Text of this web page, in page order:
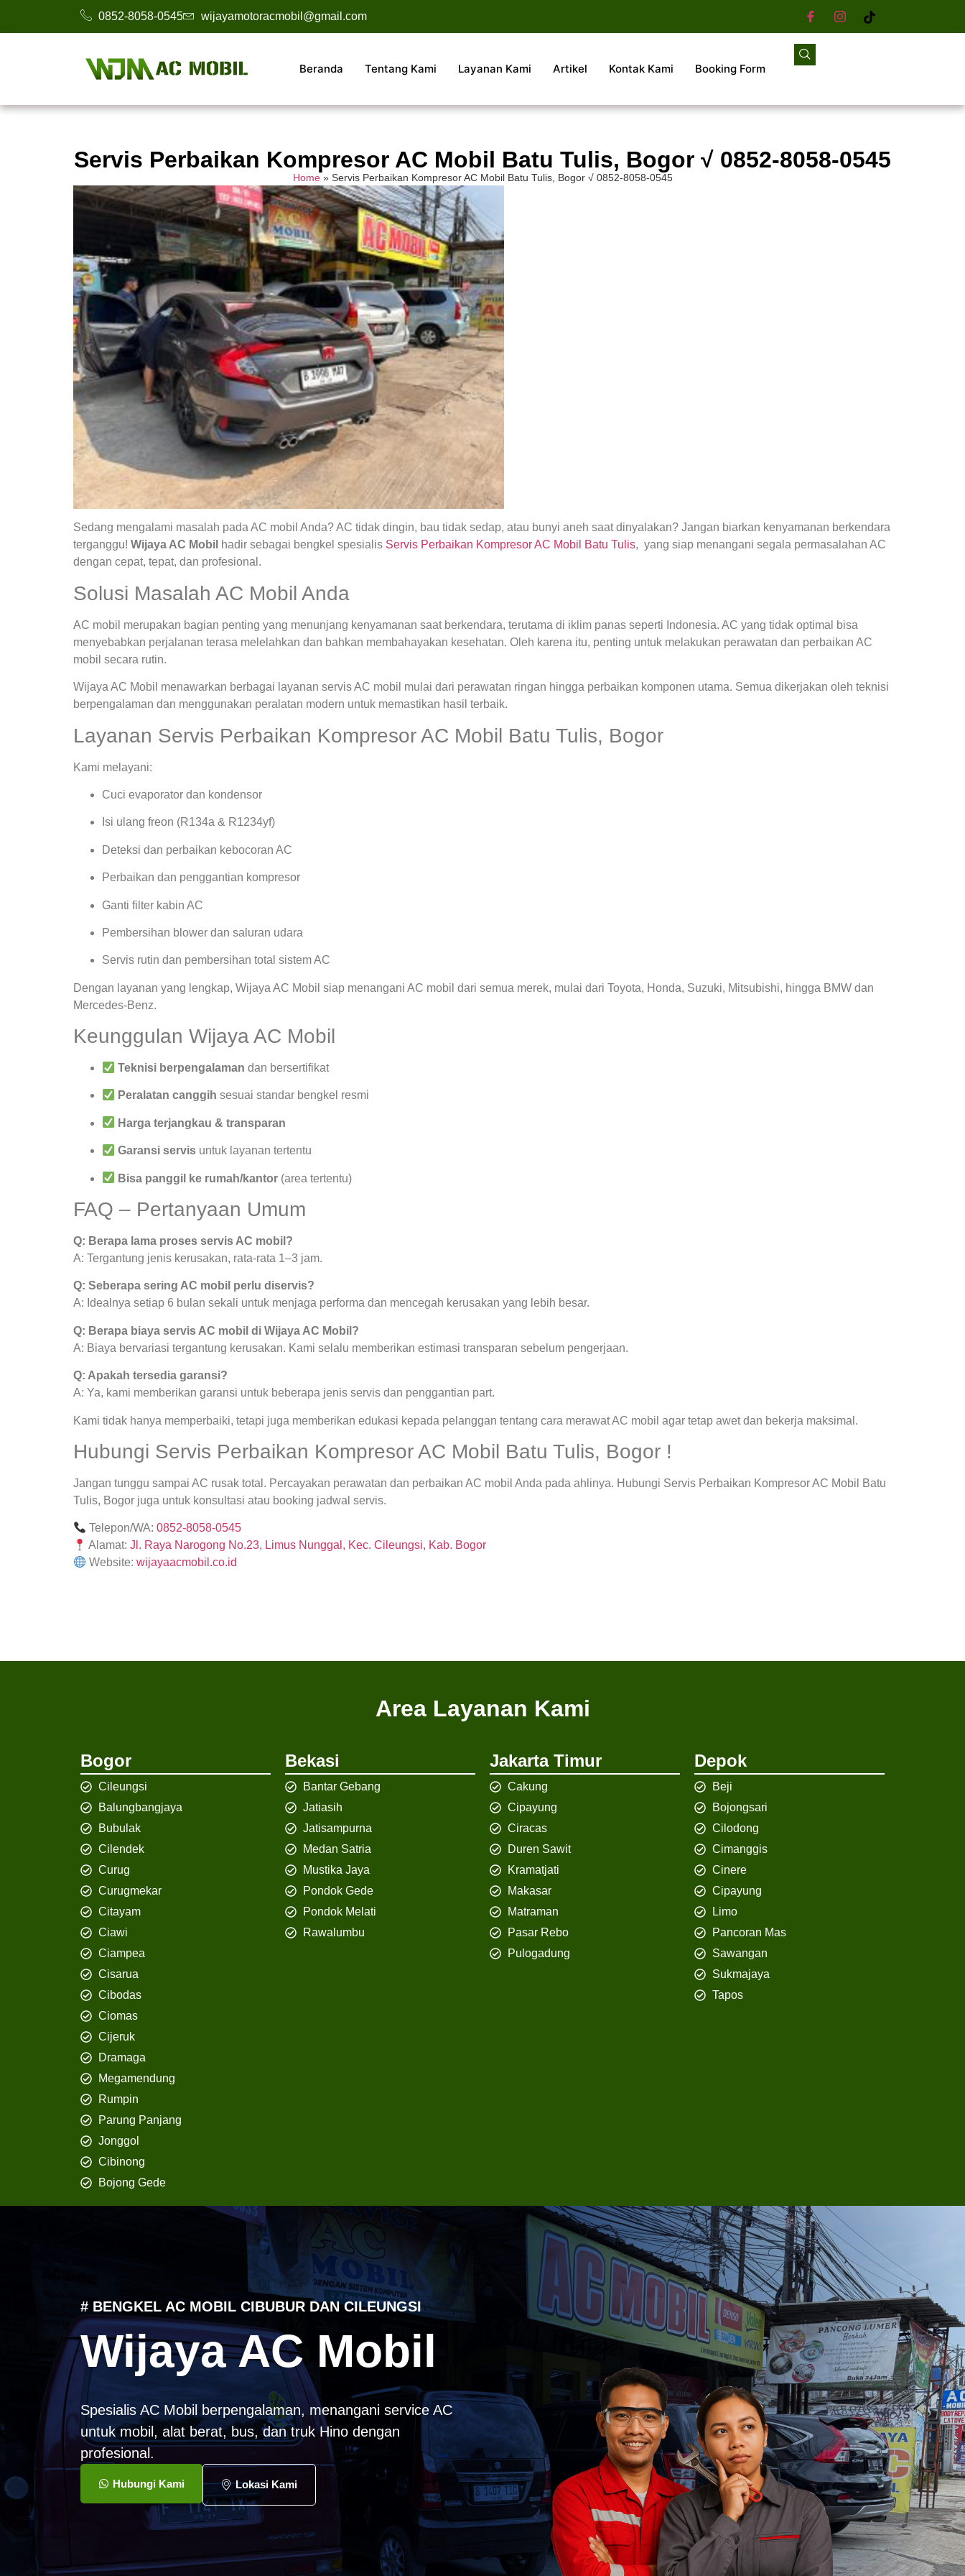
0852-8058-0545 wijayamotoracmobil@gmail.com
Beranda Tentang Kami Layanan Kami Artikel Kontak Kami Booking Form
Servis Perbaikan Kompresor AC Mobil Batu Tulis, Bogor √ 0852-8058-0545
Home» Servis Perbaikan Kompresor AC Mobil Batu Tulis, Bogor √ 0852-8058-0545
Sedang mengalami masalah pada AC mobil Anda? AC tidak dingin, bau tidak sedap, atau bunyi aneh saat dinyalakan? Jangan biarkan kenyamanan berkendara
terganggu! Wijaya AC Mobil hadir sebagai bengkel spesialis Servis Perbaikan Kompresor AC Mobil Batu Tulis, yang siap menangani segala permasalahan AC
dengan cepat, tepat, dan profesional.
Solusi Masalah AC Mobil Anda
AC mobil merupakan bagian penting yang menunjang kenyamanan saat berkendara, terutama di iklim panas seperti Indonesia. AC yang tidak optimal bisa
menyebabkan perjalanan terasa melelahkan dan bahkan membahayakan kesehatan. Oleh karena itu, penting untuk melakukan perawatan dan perbaikan AC
mobil secara rutin.
Wijaya AC Mobil menawarkan berbagai layanan servis AC mobil mulai dari perawatan ringan hingga perbaikan komponen utama. Semua dikerjakan oleh teknisi
berpengalaman dan menggunakan peralatan modern untuk memastikan hasil terbaik.
Layanan Servis Perbaikan Kompresor AC Mobil Batu Tulis, Bogor
Kami melayani:
Cuci evaporator dan kondensor
Isi ulang freon (R134a & R1234yf)
Deteksi dan perbaikan kebocoran AC
Perbaikan dan penggantian kompresor
Ganti filter kabin AC
Pembersihan blower dan saluran udara
Servis rutin dan pembersihan total sistem AC
Dengan layanan yang lengkap, Wijaya AC Mobil siap menangani AC mobil dari semua merek, mulai dari Toyota, Honda, Suzuki, Mitsubishi, hingga BMW dan
Mercedes-Benz.
Keunggulan Wijaya AC Mobil
Teknisi berpengalaman dan bersertifikat
Peralatan canggih sesuai standar bengkel resmi
Harga terjangkau & transparan
Garansi servis untuk layanan tertentu
Bisa panggil ke rumah/kantor (area tertentu)
FAQ – Pertanyaan Umum
Q: Berapa lama proses servis AC mobil?
A: Tergantung jenis kerusakan, rata-rata 1–3 jam.
Q: Seberapa sering AC mobil perlu diservis?
A: Idealnya setiap 6 bulan sekali untuk menjaga performa dan mencegah kerusakan yang lebih besar.
Q: Berapa biaya servis AC mobil di Wijaya AC Mobil?
A: Biaya bervariasi tergantung kerusakan. Kami selalu memberikan estimasi transparan sebelum pengerjaan.
Q: Apakah tersedia garansi?
A: Ya, kami memberikan garansi untuk beberapa jenis servis dan penggantian part.
Kami tidak hanya memperbaiki, tetapi juga memberikan edukasi kepada pelanggan tentang cara merawat AC mobil agar tetap awet dan bekerja maksimal.
Hubungi Servis Perbaikan Kompresor AC Mobil Batu Tulis, Bogor !
Jangan tunggu sampai AC rusak total. Percayakan perawatan dan perbaikan AC mobil Anda pada ahlinya. Hubungi Servis Perbaikan Kompresor AC Mobil Batu
Tulis, Bogor juga untuk konsultasi atau booking jadwal servis.
Telepon/WA:0852-8058-0545
Alamat:Jl. Raya Narogong No.23, Limus Nunggal, Kec. Cileungsi, Kab. Bogor
Website:wijayaacmobil.co.id
Area Layanan Kami
Bogor
Cileungsi
Balungbangjaya
Bubulak
Cilendek
Curug
Curugmekar
Citayam
Ciawi
Ciampea
Cisarua
Cibodas
Ciomas
Cijeruk
Dramaga
Megamendung
Rumpin
Parung Panjang
Jonggol
Cibinong
Bojong Gede
Bekasi
Bantar Gebang
Jatiasih
Jatisampurna
Medan Satria
Mustika Jaya
Pondok Gede
Pondok Melati
Rawalumbu
Jakarta Timur
Cakung
Cipayung
Ciracas
Duren Sawit
Kramatjati
Makasar
Matraman
Pasar Rebo
Pulogadung
Depok
Beji
Bojongsari
Cilodong
Cimanggis
Cinere
Cipayung
Limo
Pancoran Mas
Sawangan
Sukmajaya
Tapos
# BENGKEL AC MOBIL CIBUBUR DAN CILEUNGSI
Wijaya AC Mobil
Spesialis AC Mobil berpengalaman, menangani service AC
untuk mobil, alat berat, bus, dan truk Hino dengan
profesional.
Hubungi Kami Lokasi Kami